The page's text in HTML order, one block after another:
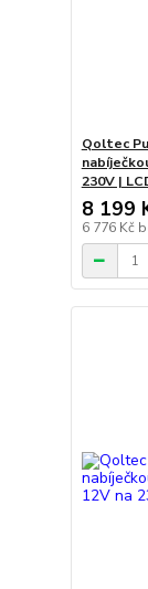
Qoltec
230V |
8 199
6 776 Kč